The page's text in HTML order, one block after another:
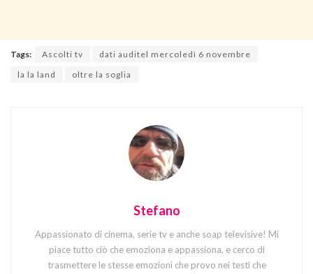
Tags: Ascolti tv
dati auditel mercoledì 6 novembre
la la land
oltre la soglia
Stefano
Appassionato di cinema, serie tv e anche soap televisive! Mi
piace tutto ciò che emoziona e appassiona, e cerco di
trasmettere le stesse emozioni che provo nei testi che